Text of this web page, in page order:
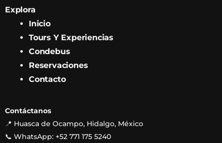
Explora
Inicio
Tours Y Experiencias
Condebus
Reservaciones
Contacto
Contáctanos
📍 Huasca de Ocampo, Hidalgo, México
📞 WhatsApp: +52 771 175 5240